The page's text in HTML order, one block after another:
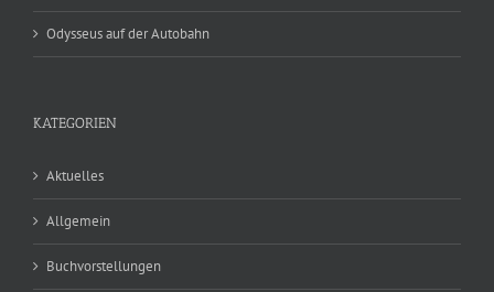
Odysseus auf der Autobahn
KATEGORIEN
Aktuelles
Allgemein
Buchvorstellungen